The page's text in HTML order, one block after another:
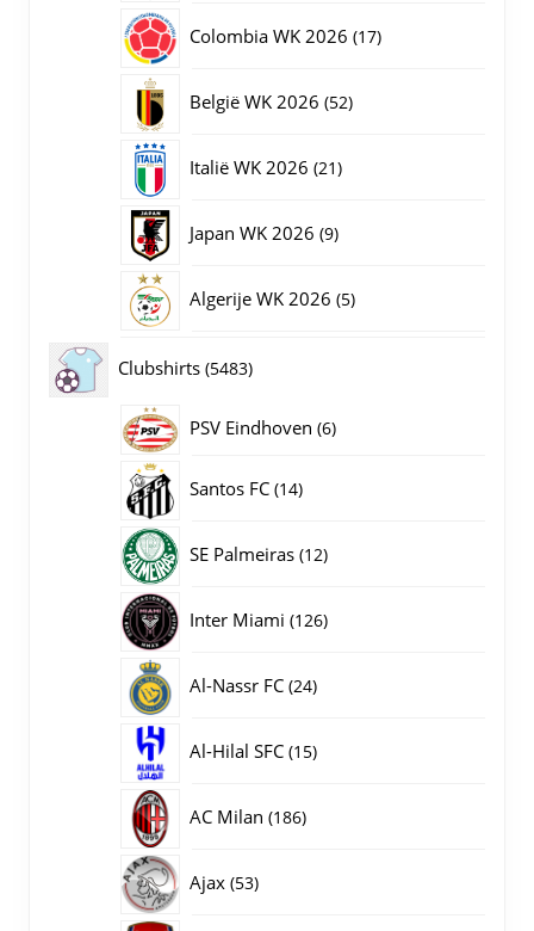
Colombia WK 2026 1717
België WK 2026 5252
Italië WK 2026 2121
Japan WK 2026 99
Algerije WK 2026 55
Clubshirts 54835483
producten
PSV Eindhoven 66
Santos FC 1414
SE Palmeiras 1212
Inter Miami 126126
Al-Nassr FC 2424
Al-Hilal SFC 1515
AC Milan 186186
Ajax 5353